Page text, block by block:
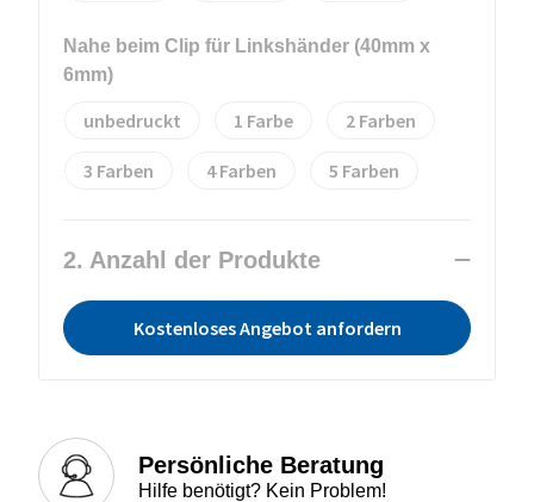
Nahe beim Clip für Linkshänder (40mm x
6mm)
unbedruckt 1 2
3 4 5
2. Anzahl der Produkte
Kostenloses Angebot anfordern
Persönliche Beratung
Hilfe benötigt? Kein Problem!